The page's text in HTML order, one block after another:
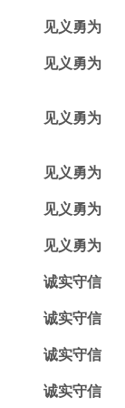
见义勇为
见义勇为
见义勇为
见义勇为
见义勇为
见义勇为
诚实守信
诚实守信
诚实守信
诚实守信